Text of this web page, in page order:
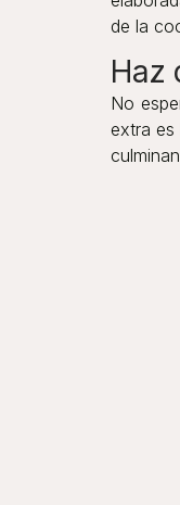
de la
Haz
No
extra es